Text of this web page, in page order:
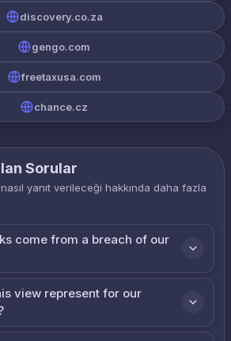
discovery.co.za
gengo.com
freetaxusa.com
chance.cz
Sorular
yanıt verileceği hakkında daha fazla
come from a breach of our
view represent for our